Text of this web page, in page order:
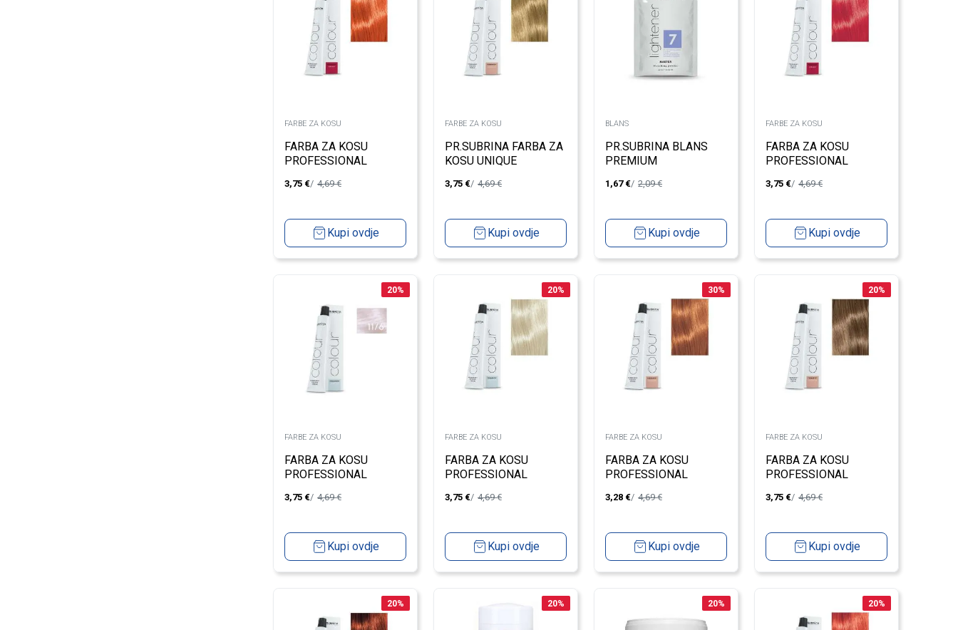
FARBE ZA KOSU
FARBA ZA KOSU
PROFESSIONAL
LIGHTEST BLOND
3,75 € 4,69€
Kupi ovdje
FARBE ZA KOSU
PR.SUBRINA FARBA ZA
KOSU UNIQUE
3,75 € 4,69€
Kupi ovdje
BLANS
PR.SUBRINA BLANS
PREMIUM
1,67 € 2,09€
Kupi ovdje
FARBE ZA KOSU
FARBA ZA KOSU
PROFESSIONAL
LIGHT BLOND-
3,75 € 4,69€
Kupi ovdje
20%
FARBE ZA KOSU
FARBA ZA KOSU
PROFESSIONAL
BLOND 100ML
3,75 € 4,69€
Kupi ovdje
20%
FARBE ZA KOSU
FARBA ZA KOSU
PROFESSIONAL
BLOND ASH 100ML
3,75 € 4,69€
Kupi ovdje
30%
FARBE ZA KOSU
FARBA ZA KOSU
PROFESSIONAL
BLOND 100ML
3,28 € 4,69€
Kupi ovdje
20%
FARBE ZA KOSU
FARBA ZA KOSU
PROFESSIONAL
BLOND 100ML
3,75 € 4,69€
Kupi ovdje
20% 20% 20% 20%